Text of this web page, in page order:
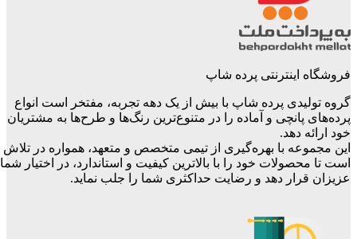
پرده شاپ
پرده شاپ با بیش از یک دهه تجربه، مفتخر است انواع
و آماده را در متنوع‌ترین رنگ‌ها و طرح‌ها به مشتریان
با بهره‌گیری از تیمی متخصص و متعهد، همواره در تلاش
خود را با بالاترین کیفیت و استاندارد، در اختیار شما
دهد و رضایت حداکثری شما را جلب نماید.